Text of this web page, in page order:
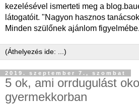
kezelésével ismerteti meg a
látogatóit. "Nagyon hasznos
Minden szülőnek ajánlom
2019. szeptember 7., szombat
5 ok, ami orrdugulást
gyermekkorban